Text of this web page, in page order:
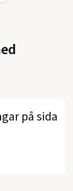
på sida